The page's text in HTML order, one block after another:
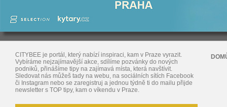
CITYBEE je portál, který nabízí inspiraci, kam v Praze vyrazit.
Vybíráme nejzajímavější akce, sdílíme pozvánky do nových
podniků, přinášíme tipy na zajímavá místa, která navštívit.
Sledovat nás můžeš tady na webu, na sociálních sítích Facebook
či Instagram nebo se zaregistruj a jednou týdně ti do mailu přijde
newsletter s TOP tipy, kam o víkendu v Praze.